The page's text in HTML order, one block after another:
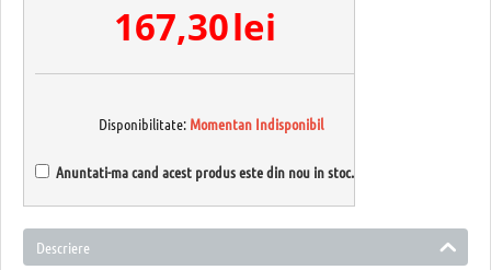
167,30lei
Disponibilitate: Momentan Indisponibil
Anuntati-ma cand acest produs este din nou in stoc.
Descriere